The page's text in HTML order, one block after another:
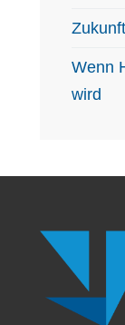
Wenn
wird